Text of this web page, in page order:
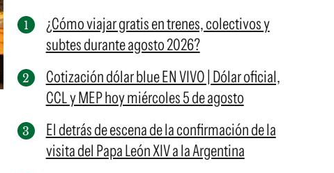
¿Cómo viajar gratis en trenes, colectivos y
subtes durante agosto 2026?
Cotización dólar blue EN VIVO | Dólar oficial,
CCL y MEP hoy miércoles 5 de agosto
El detrás de escena de la confirmación de la
visita del Papa León XIV a la Argentina